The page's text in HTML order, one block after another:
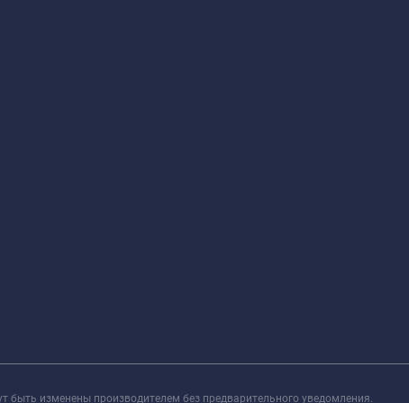
изменены производителем без предварительного уведомления.